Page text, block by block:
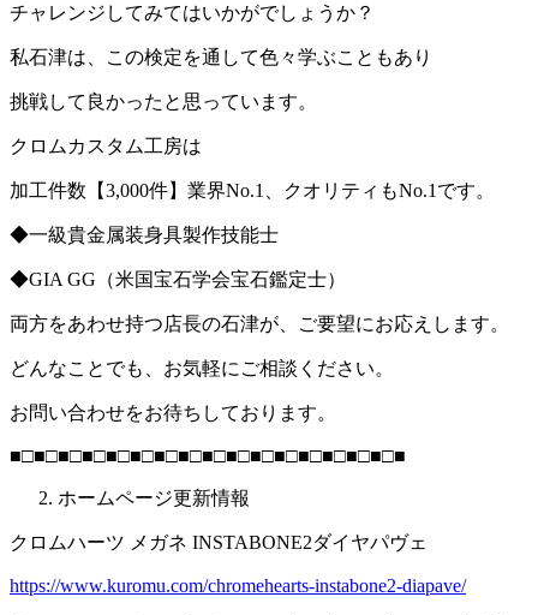
チャレンジしてみてはいかがでしょうか？
私石津は、この検定を通して色々学ぶこともあり
挑戦して良かったと思っています。
クロムカスタム工房は
加工件数【3,000件】業界No.1、クオリティもNo.1です。
◆一級貴金属装身具製作技能士
◆GIA GG（米国宝石学会宝石鑑定士）
両方をあわせ持つ店長の石津が、ご要望にお応えします。
どんなことでも、お気軽にご相談ください。
お問い合わせをお待ちしております。
■□■□■□■□■□■□■□■□■□■□■□■□■□■□■□■□■
ホームページ更新情報
クロムハーツ メガネ INSTABONE2ダイヤパヴェ
https://www.kuromu.com/chromehearts-instabone2-diapave/